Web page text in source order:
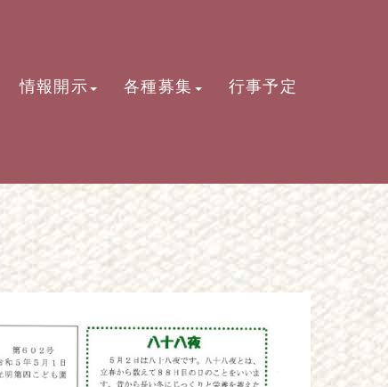
情報開示 各種募集 行事予定